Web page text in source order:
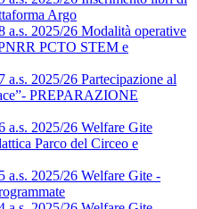
Argo
a.s. 2025/26 Modalità operative
PCTO STEM e
a.s. 2025/26 Partecipazione al
PREPARAZIONE
a.s. 2025/26 Welfare Gite
Parco del Circeo e
a.s. 2025/26 Welfare Gite -